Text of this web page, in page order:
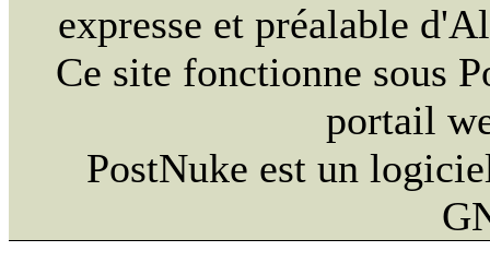
expresse et préalable
Ce site fonctionne sous
portail
PostNuke est un